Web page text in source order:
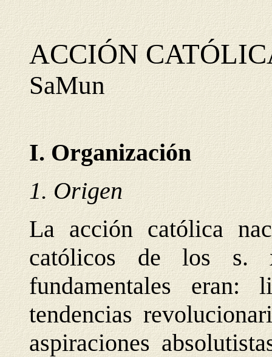
ACCIÓN
SaMun
I. Organización
1. Origen
La acción católica
católicos de los s.
fundamentales
tendencias
aspiraciones